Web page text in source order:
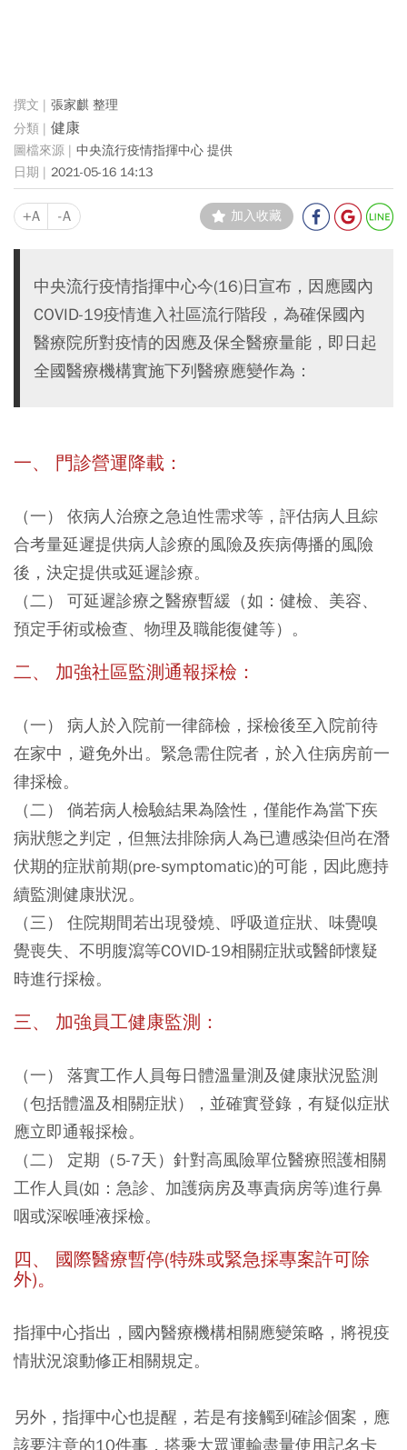
張家麒 整理
健康
中央流行疫情指揮中心 提供
2021-05-16 14:13
+A -A 加入收藏
中央流行疫情指揮中心今(16)日宣布，因應國內
COVID-19疫情進入社區流行階段，為確保國內
醫療院所對疫情的因應及保全醫療量能，即日起
全國醫療機構實施下列醫療應變作為：
一、 門診營運降載：
（一） 依病人治療之急迫性需求等，評估病人且綜
合考量延遲提供病人診療的風險及疾病傳播的風險
後，決定提供或延遲診療。
（二） 可延遲診療之醫療暫緩（如：健檢、美容、
預定手術或檢查、物理及職能復健等）。
二、 加強社區監測通報採檢：
（一） 病人於入院前一律篩檢，採檢後至入院前待
在家中，避免外出。緊急需住院者，於入住病房前一
律採檢。
（二） 倘若病人檢驗結果為陰性，僅能作為當下疾
病狀態之判定，但無法排除病人為已遭感染但尚在潛
伏期的症狀前期(pre-symptomatic)的可能，因此應持
續監測健康狀況。
（三） 住院期間若出現發燒、呼吸道症狀、味覺嗅
覺喪失、不明腹瀉等COVID-19相關症狀或醫師懷疑
時進行採檢。
三、 加強員工健康監測：
（一） 落實工作人員每日體溫量測及健康狀況監測
（包括體溫及相關症狀），並確實登錄，有疑似症狀
應立即通報採檢。
（二） 定期（5-7天）針對高風險單位醫療照護相關
工作人員(如：急診、加護病房及專責病房等)進行鼻
咽或深喉唾液採檢。
四、 國際醫療暫停(特殊或緊急採專案許可除
外)。
指揮中心指出，國內醫療機構相關應變策略，將視疫
情狀況滾動修正相關規定。
另外，指揮中心也提醒，若是有接觸到確診個案，應
該要注意的10件事，搭乘大眾運輸盡量使用記名卡